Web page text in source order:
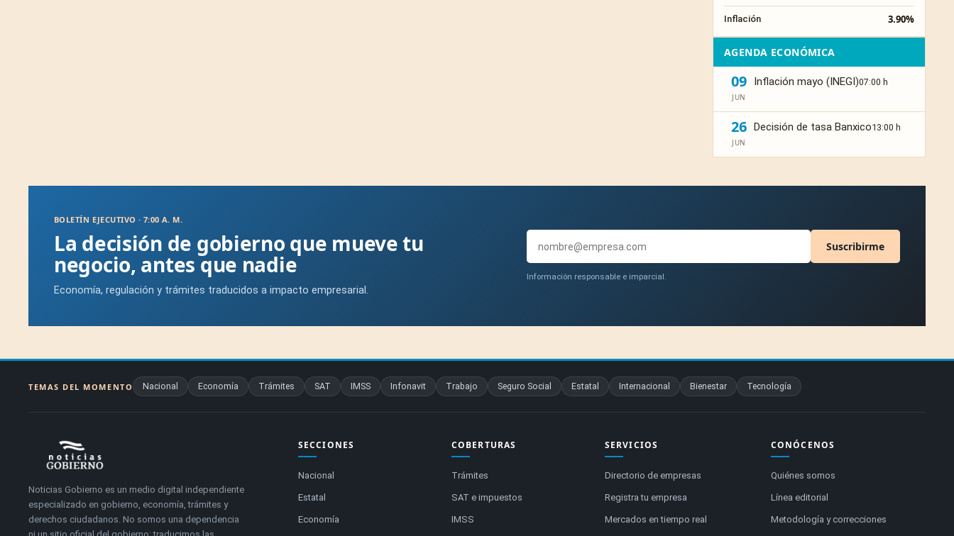
Inflación 3.90%
AGENDA ECONÓMICA
09
JUN
Inflación mayo (INEGI)07:00 h
26
JUN
Decisión de tasa Banxico13:00 h
BOLETÍN EJECUTIVO · 7:00 A. M.
La decisión de gobierno que mueve tu
negocio, antes que nadie
Economía, regulación y trámites traducidos a impacto empresarial.
Suscribirme
Información responsable e imparcial.
TEMAS DEL MOMENTO Nacional Economía Trámites SAT IMSS Infonavit Trabajo Seguro Social Estatal Internacional Bienestar Tecnología
Noticias Gobierno es un medio digital independiente
especializado en gobierno, economía, trámites y
derechos ciudadanos. No somos una dependencia
SECCIONES
Nacional
Estatal
Economía
COBERTURAS
Trámites
SAT e impuestos
IMSS
SERVICIOS
Directorio de empresas
Registra tu empresa
Mercados en tiempo real
CONÓCENOS
Quiénes somos
Línea editorial
Metodología y correcciones